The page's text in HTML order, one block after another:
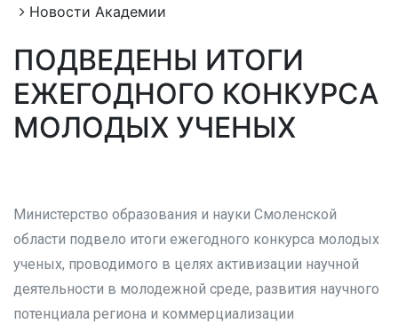
Новости Академии
ПОДВЕДЕНЫ ИТОГИ
ЕЖЕГОДНОГО КОНКУРСА
МОЛОДЫХ УЧЕНЫХ
Министерство образования и науки Смоленской
области подвело итоги ежегодного конкурса молодых
ученых, проводимого в целях активизации научной
деятельности в молодежной среде, развития научного
потенциала региона и коммерциализации